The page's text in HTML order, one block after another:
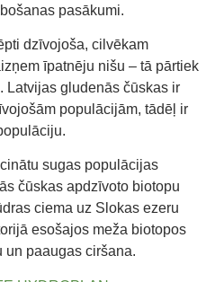
pasākumi.
dzīvojoša, cilvēkam
īpatnēju nišu – tā pārtiek
Latvijas gludenās čūskas ir
populācijām, tādēļ ir
sugas populācijas
čūskas apdzīvoto biotopu
ciema uz Slokas ezeru
esošajos meža biotopos
un paaugas ciršana.